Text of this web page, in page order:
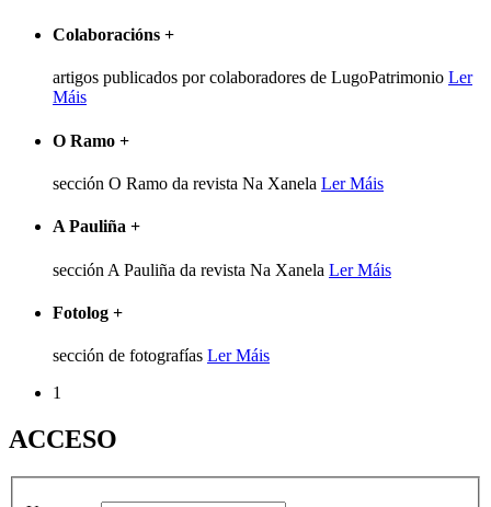
Colaboracións +
artigos publicados por colaboradores de LugoPatrimonio Ler
Máis
O Ramo +
sección O Ramo da revista Na Xanela Ler Máis
A Pauliña +
sección A Pauliña da revista Na Xanela Ler Máis
Fotolog +
sección de fotografías Ler Máis
1
ACCESO